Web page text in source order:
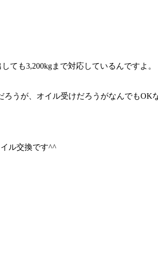
ても3,200kgまで対応しているんですよ。
うが、オイル受けだろうがなんでもOK
ル交換です^^